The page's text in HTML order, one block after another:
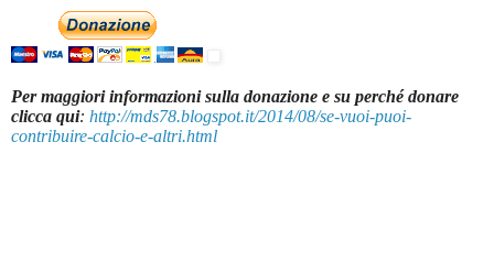
Per maggiori informazioni sulla donazione e su perché donare
clicca qui: http://mds78.blogspot.it/2014/08/se-vuoi-puoi-
contribuire-calcio-e-altri.html